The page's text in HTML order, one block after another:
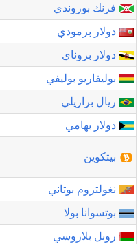
فرنك بوروندي
دولار برمودي
دولار بروناي
بوليفاريو بوليفي
ريال برازيلي
دولار بهامي
بيتكوين
نغولتروم بوتاني
بوتسوانا بولا
روبل بلاروسي